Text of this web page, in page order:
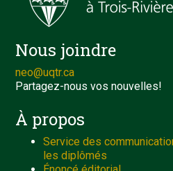
Nous joindre
neo@uqtr.ca
Partagez-nous vos nouvelles!
À propos
Service des
les diplômés